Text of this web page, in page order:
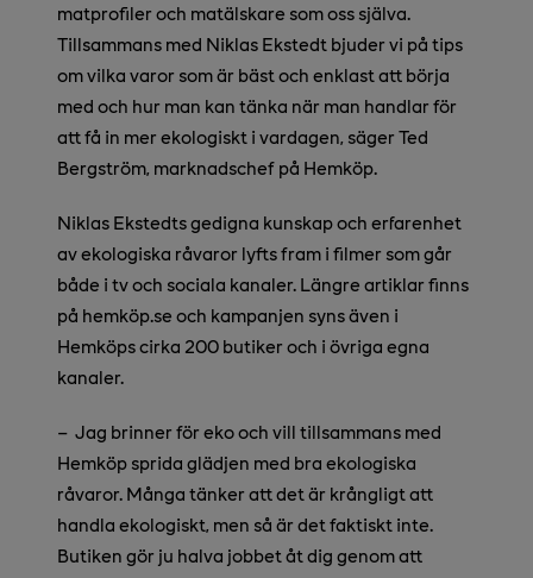
matprofiler och matälskare som oss själva.
Tillsammans med Niklas Ekstedt bjuder vi på tips
om vilka varor som är bäst och enklast att börja
med och hur man kan tänka när man handlar för
att få in mer ekologiskt i vardagen, säger Ted
Bergström, marknadschef på Hemköp.
Niklas Ekstedts gedigna kunskap och erfarenhet
av ekologiska råvaror lyfts fram i filmer som går
både i tv och sociala kanaler. Längre artiklar finns
på hemköp.se och kampanjen syns även i
Hemköps cirka 200 butiker och i övriga egna
kanaler.
– Jag brinner för eko och vill tillsammans med
Hemköp sprida glädjen med bra ekologiska
råvaror. Många tänker att det är krångligt att
handla ekologiskt, men så är det faktiskt inte.
Butiken gör ju halva jobbet åt dig genom att